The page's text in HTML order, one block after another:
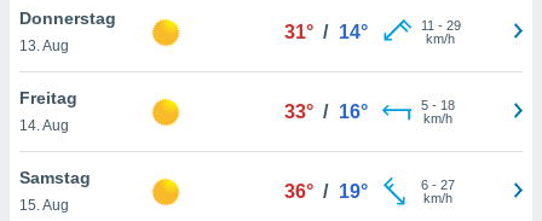
jederzeit
Rand
Donnerstag
13. Aug
31° / 14° 11 - 29
km/h
Freitag
14. Aug
33° / 16° 5- 18
km/h
Samstag
15. Aug
36° / 19° 6- 27
km/h